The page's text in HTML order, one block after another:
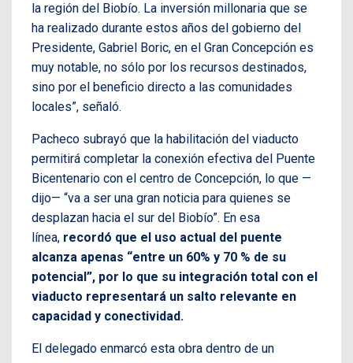
la región del Biobío. La inversión millonaria que se
ha realizado durante estos años del gobierno del
Presidente, Gabriel Boric, en el Gran Concepción es
muy notable, no sólo por los recursos destinados,
sino por el beneficio directo a las comunidades
locales”, señaló.
Pacheco subrayó que la habilitación del viaducto
permitirá completar la conexión efectiva del Puente
Bicentenario con el centro de Concepción, lo que —
dijo— “va a ser una gran noticia para quienes se
desplazan hacia el sur del Biobío”. En esa
línea, recordó que el uso actual del puente
alcanza apenas “entre un 60% y 70 % de su
potencial”, por lo que su integración total con el
viaducto representará un salto relevante en
capacidad y conectividad.
El delegado enmarcó esta obra dentro de un